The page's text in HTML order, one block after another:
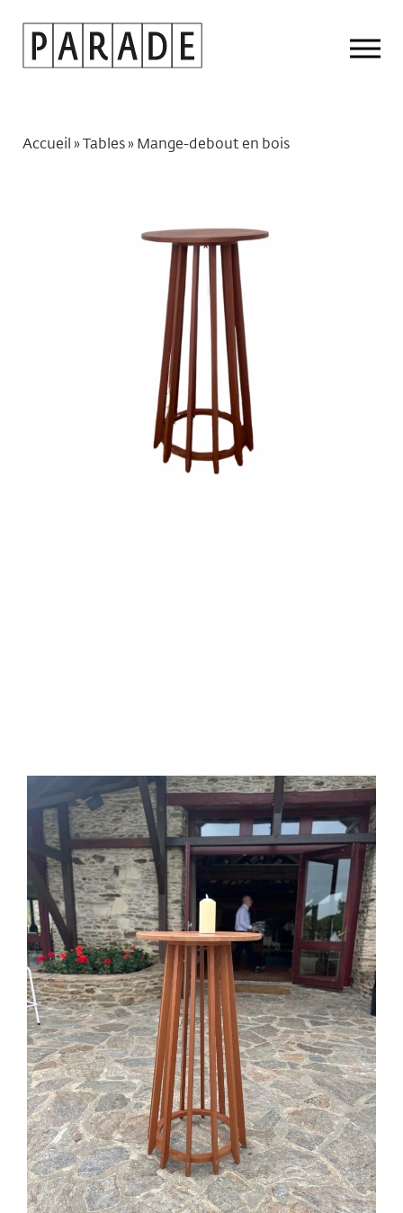
Accueil »Tables»Mange-debout en bois